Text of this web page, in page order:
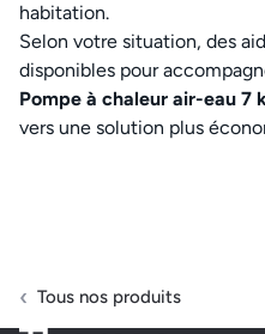
habitation.
Selon votre situation, des
disponibles pour
Pompe à chaleur air-eau 7
vers une solution plus
Tous nos produits